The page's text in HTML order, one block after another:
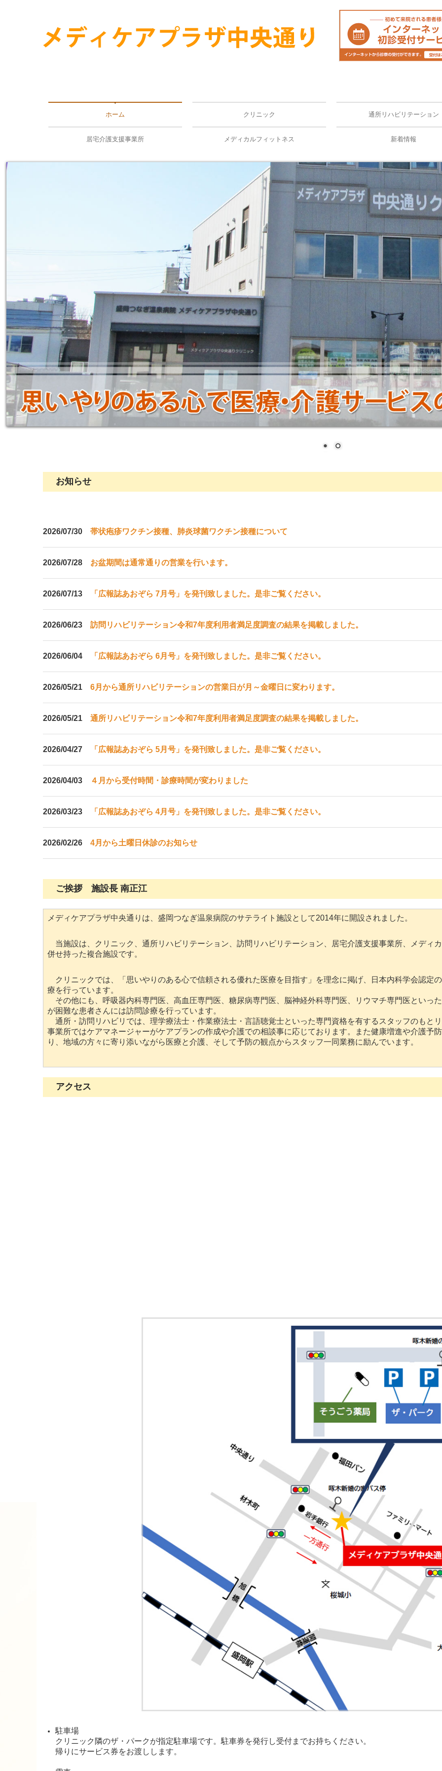
ホーム クリニック
医師紹介
予防接種
施設基準等届出一覧
保険外負担一覧
各診断書・証明書料
利用者さんの個人情報保護方針
通所リハビリテーション
居宅介護支援事業所 メディカルフィットネス 新着情報
お知らせ
2026/07/30 帯状疱疹ワクチン接種、肺炎球菌ワクチン接種について
2026/07/28 お盆期間は通常通りの営業を行います。
2026/07/13 「広報誌あおぞら 7月号」を発刊致しました。是非ご覧ください。
2026/06/23 訪問リハビリテーション令和7年度利用者満足度調査の結果を掲載しました。
2026/06/04 「広報誌あおぞら 6月号」を発刊致しました。是非ご覧ください。
2026/05/21 6月から通所リハビリテーションの営業日が月～金曜日に変わります。
2026/05/21 通所リハビリテーション令和7年度利用者満足度調査の結果を掲載しました。
2026/04/27 「広報誌あおぞら 5月号」を発刊致しました。是非ご覧ください。
2026/04/03 ４月から受付時間・診療時間が変わりました
2026/03/23 「広報誌あおぞら 4月号」を発刊致しました。是非ご覧ください。
2026/02/26 4月から土曜日休診のお知らせ
ご挨拶 施設長 南正江
メディケアプラザ中央通りは、盛岡つなぎ温泉病院のサテライト施設として2014年に開設されました。
当施設は、クリニック、通所リハビリテーション、訪問リハビリテーション、居宅介護支援事業所、メディ
併せ持った複合施設です。
クリニックでは、「思いやりのある心で信頼される優れた医療を目指す」を理念に掲げ、日本内科学会認定
療を行っています。
その他にも、呼吸器内科専門医、高血圧専門医、糖尿病専門医、脳神経外科専門医、リウマチ専門医といっ
が困難な患者さんには訪問診療を行っています。
通所・訪問リハビリでは、理学療法士・作業療法士・言語聴覚士といった専門資格を有するスタッフのもと
事業所ではケアマネージャーがケアプランの作成や介護での相談事に応じております。また健康増進や介護予
り、地域の方々に寄り添いながら医療と介護、そして予防の観点からスタッフ一同業務に励んでいます。
アクセス
駐車場
クリニック隣のザ・パークが指定駐車場です。駐車券を発行し受付までお持ちください。
帰りにサービス券をお渡しします。